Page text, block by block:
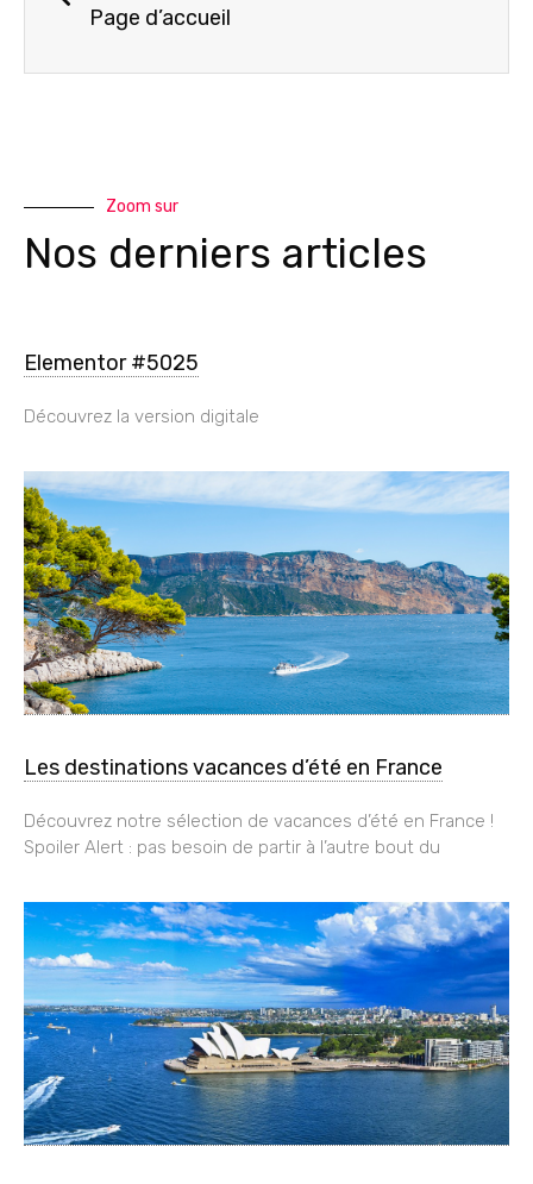
Page d’accueil
Zoom sur
Nos derniers articles
Elementor #5025
Découvrez la version digitale
Les destinations vacances d’été en France
Découvrez notre sélection de vacances d’été en France !
Spoiler Alert : pas besoin de partir à l’autre bout du